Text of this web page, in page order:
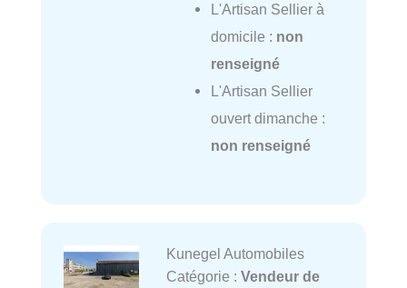
L'Artisan Sellier à
domicile : non
renseigné
L'Artisan Sellier
ouvert dimanche :
non renseigné
Kunegel Automobiles
Catégorie : Vendeur de